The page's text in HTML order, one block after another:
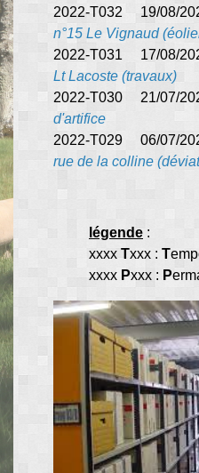
2022-T032 19/08/
n°15 Le Vignaud
2022-T031 17/08/
Lt Lacoste (travaux)
2022-T030 21/07/
d'artifice
2022-T029 06/07/
rue de la colline
légende :
xxxx Txxx : T
xxxx Pxxx : P